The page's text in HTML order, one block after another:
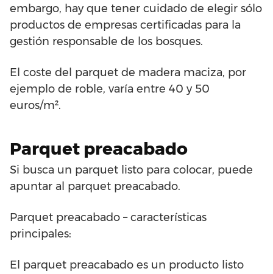
embargo, hay que tener cuidado de elegir sólo
productos de empresas certificadas para la
gestión responsable de los bosques.
El coste del parquet de madera maciza, por
ejemplo de roble, varía entre 40 y 50
euros/m².
Parquet preacabado
Si busca un parquet listo para colocar, puede
apuntar al parquet preacabado.
Parquet preacabado – características
principales:
El parquet preacabado es un producto listo